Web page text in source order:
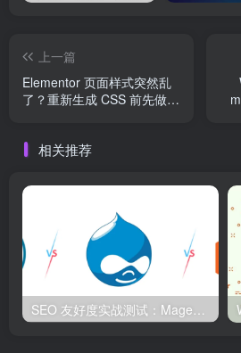
上一篇
Elementor 页面样式突然乱
了？重新生成 CSS 前先做这
相关推荐
SEO 友好度实战测试：Magento、WordPress、Drupal 在核心 SEO 要素上的表现对比